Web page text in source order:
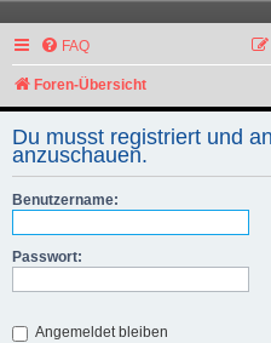
FAQ
Foren-Übersicht
Du musst registriert und
anzuschauen.
Benutzername:
Passwort:
Angemeldet bleiben